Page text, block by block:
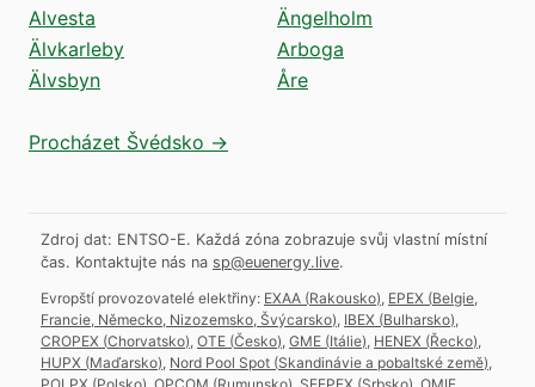
Alvesta
Älvkarleby
Älvsbyn
Ängelholm
Arboga
Åre
Procházet Švédsko →
Zdroj dat: ENTSO-E. Každá zóna zobrazuje svůj vlastní místní
čas. Kontaktujte nás na sp@euenergy.live.
Evropští provozovatelé elektřiny: EXAA (Rakousko) EPEX (Belgie,
Francie, Německo, Nizozemsko, Švýcarsko) IBEX (Bulharsko)
CROPEX (Chorvatsko) OTE (Česko) GME (Itálie) HENEX (Řecko)
HUPX (Maďarsko) Nord Pool Spot (Skandinávie a pobaltské země)